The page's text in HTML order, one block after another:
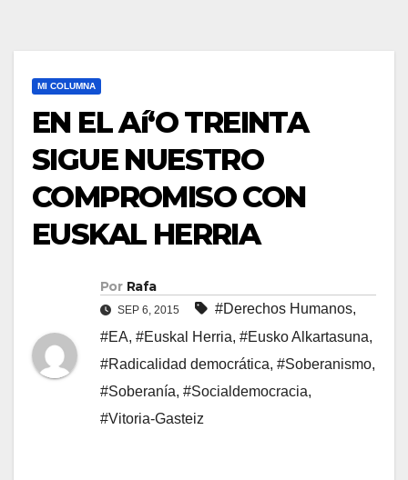
MI COLUMNA
EN EL Aí‘O TREINTA
SIGUE NUESTRO
COMPROMISO CON
EUSKAL HERRIA
Por Rafa
SEP 6, 2015 #Derechos Humanos,
#EA, #Euskal Herria, #Eusko Alkartasuna,
#Radicalidad democrática, #Soberanismo,
#Soberaní­a, #Socialdemocracia,
#Vitoria-Gasteiz